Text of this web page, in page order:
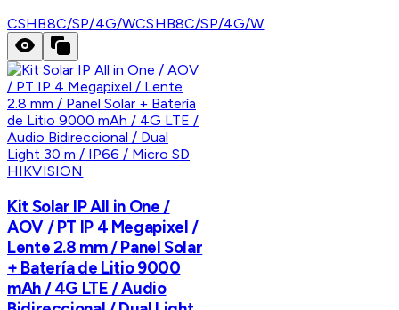
CSHB8C/SP/4G/WCSHB8C/SP/4G/W
HIKVISION
Kit Solar IP All in One /
AOV / PT IP 4 Megapixel /
Lente 2.8 mm / Panel Solar
+ Batería de Litio 9000
mAh / 4G LTE / Audio